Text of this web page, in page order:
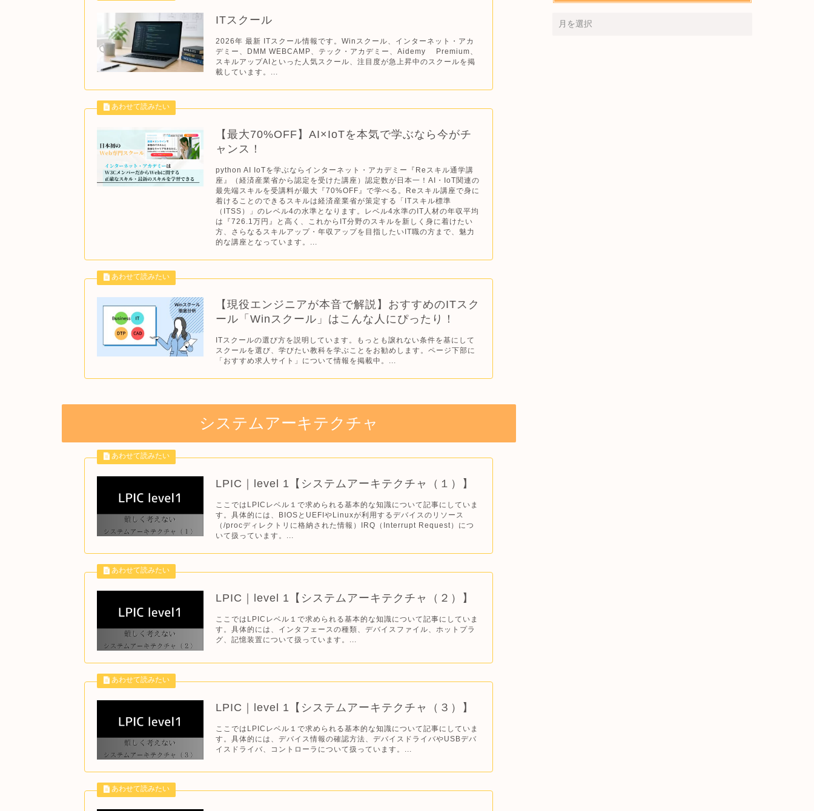
ITスクール
2026年 最新 ITスクール情報です。Winスクール、インターネット・アカ
デミー、DMM WEBCAMP、テック・アカデミー、Aidemy Premium、
スキルアップAIといった人気スクール、注目度が急上昇中のスクールを掲
載しています。...
【最大70%OFF】AI×IoTを本気で学ぶなら今がチ
ャンス！
python AI IoTを学ぶならインターネット・アカデミー『Reスキル通学講
座』（経済産業省から認定を受けた講座）認定数が日本一！AI・IoT関連の
最先端スキルを受講料が最大『70%OFF』で学べる。Reスキル講座で身に
着けることのできるスキルは経済産業省が策定する「ITスキル標準
（ITSS）」のレベル4の水準となります。レベル4水準のIT人材の年収平均
は『726.1万円』と高く、これからIT分野のスキルを新しく身に着けたい
方、さらなるスキルアップ・年収アップを目指したいIT職の方まで、魅力
的な講座となっています。...
【現役エンジニアが本音で解説】おすすめのITスク
ール「Winスクール」はこんな人にぴったり！
ITスクールの選び方を説明しています。もっとも譲れない条件を基にして
スクールを選び、学びたい教科を学ぶことをお勧めします。ページ下部に
「おすすめ求人サイト」について情報を掲載中。...
システムアーキテクチャ
LPIC｜level 1【システムアーキテクチャ（１）】
ここではLPICレベル１で求められる基本的な知識について記事にしていま
す。具体的には、BIOSとUEFIやLinuxが利用するデバイスのリソース
（/procディレクトリに格納された情報）IRQ（Interrupt Request）につ
いて扱っています。...
LPIC｜level 1【システムアーキテクチャ（２）】
ここではLPICレベル１で求められる基本的な知識について記事にしていま
す。具体的には、インタフェースの種類、デバイスファイル、ホットプラ
グ、記憶装置について扱っています。...
LPIC｜level 1【システムアーキテクチャ（３）】
ここではLPICレベル１で求められる基本的な知識について記事にしていま
す。具体的には、デバイス情報の確認方法、デバイスドライバやUSBデバ
イスドライバ、コントローラについて扱っています。...